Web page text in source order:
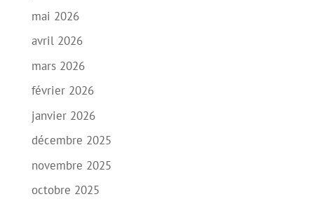
mai 2026
avril 2026
mars 2026
février 2026
janvier 2026
décembre 2025
novembre 2025
octobre 2025